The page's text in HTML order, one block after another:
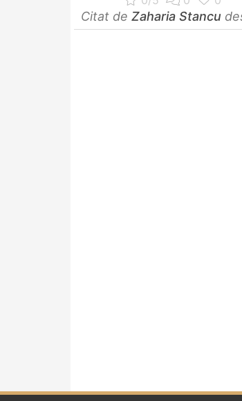
Citat de Zaharia Stancu